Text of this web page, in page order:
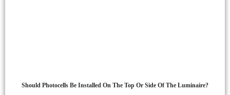
Should Photocells Be Installed On The Top Or Side Of The Luminaire?